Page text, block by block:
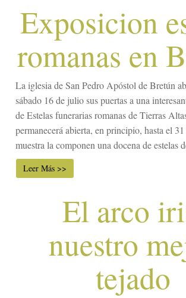
Exposicion
romanas en
La iglesia de San Pedro Apóstol de Bretún
sábado 16 de julio sus puertas a una
de Estelas funerarias romanas de Tierras
permanecerá abierta, en principio, hasta el
muestra la componen una docena de estelas
Leer Más >>
El arco
nuestro
tejado